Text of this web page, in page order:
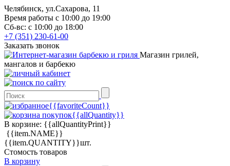
Челябинск, ул.Сахарова, 11
Время работы с 10:00 до 19:00
Сб-вс: с 10:00 до 18:00
+7 (351) 230-61-00
Заказать звонок
Магазин грилей,
мангалов и барбекю
{{favoriteCount}}
{{allQuantity}}
В корзине: {{allQuantityPrint}}
{{item.NAME}}
{{item.QUANTITY}}шт.
Стомость товаров
В корзину